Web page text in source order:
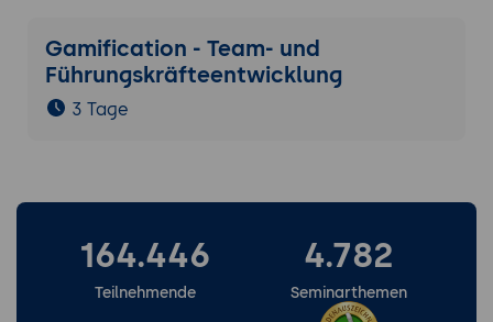
Gamification - Team- und
Führungskräfteentwicklung
3 Tage
164.446
Teilnehmende
4.782
Seminarthemen